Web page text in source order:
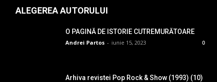
ALEGEREA AUTORULUI
O PAGINĂ DE ISTORIE CUTREMURĂTOARE
Andrei Partos - iunie 15, 2023 0
Arhiva revistei Pop Rock & Show (1993) (10)